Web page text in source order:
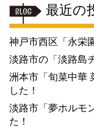
最近の
神戸市西区「永栄
淡路市の「淡路島
洲本市「旬菜中華
した！
淡路市「夢ホルモ
た！